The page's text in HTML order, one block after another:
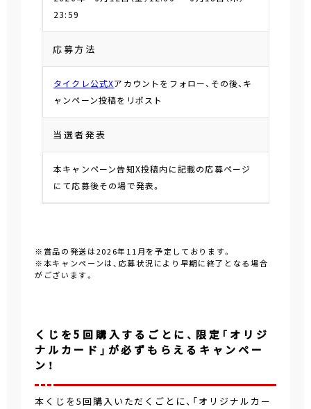
23:59
応募方法
タイクレ公式Xアカウントをフォロー、その後、キ
ャンペーン投稿をリポスト
当選者発表
本キャンペーン告知X投稿内に記載の応募ページ
にて応募後その場で発表。
※賞品の発送は2026年11月を予定しております。
※本キャンペーンは、応募状況により早期に終了となる場合
がございます。
くじを5回購入するごとに、限定「オリジ
ナルカード」が必ずもらえるキャンペー
ン！
本くじを5回購入いただくごとに、「オリジナルカー